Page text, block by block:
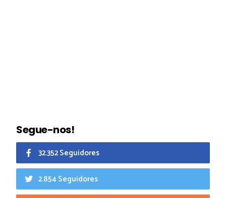
Segue-nos!
32.352 Seguidores
2.854 Seguidores